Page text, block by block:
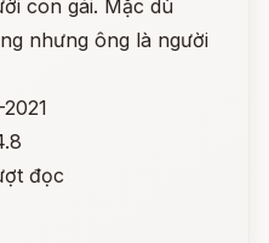
con gái. Mặc dù
nhưng ông là người
đọc